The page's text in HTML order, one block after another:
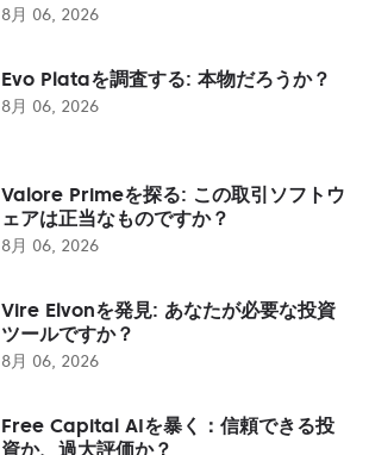
8月 06, 2026
Evo Plataを調査する: 本物だろうか？
8月 06, 2026
Valore Primeを探る: この取引ソフトウ
ェアは正当なものですか？
8月 06, 2026
Vire Elvonを発見: あなたが必要な投資
ツールですか？
8月 06, 2026
Free Capital AIを暴く：信頼できる投
資か、過大評価か？